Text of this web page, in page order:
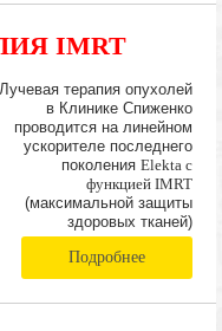
IMRT
Лучевая терапия опухолей
в Клинике Спиженко
проводится на линейном
ускорителе последнего
поколения Elekta с
функцией IMRT
(максимальной защиты
здоровых тканей)
Подробнее